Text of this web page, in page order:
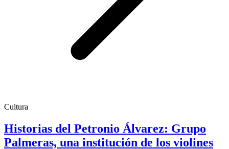
Cultura
Historias del Petronio Álvarez: Grupo
Palmeras, una institución de los violines